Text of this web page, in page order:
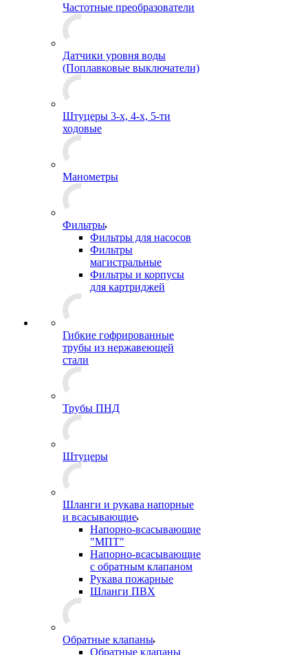
Частотные преобразователи
Датчики уровня воды
(Поплавковые выключатели)
Штуцеры 3-х, 4-х, 5-ти
ходовые
Манометры
Фильтры
Фильтры для насосов
Фильтры
магистральные
Фильтры и корпусы
для картриджей
Гибкие гофрированные
трубы из нержавеющей
стали
Трубы ПНД
Штуцеры
Шланги и рукава напорные
и всасывающие
Напорно-всасывающие
"МПТ"
Напорно-всасывающие
с обратным клапаном
Рукава пожарные
Шланги ПВХ
Обратные клапаны
Обратные клапаны